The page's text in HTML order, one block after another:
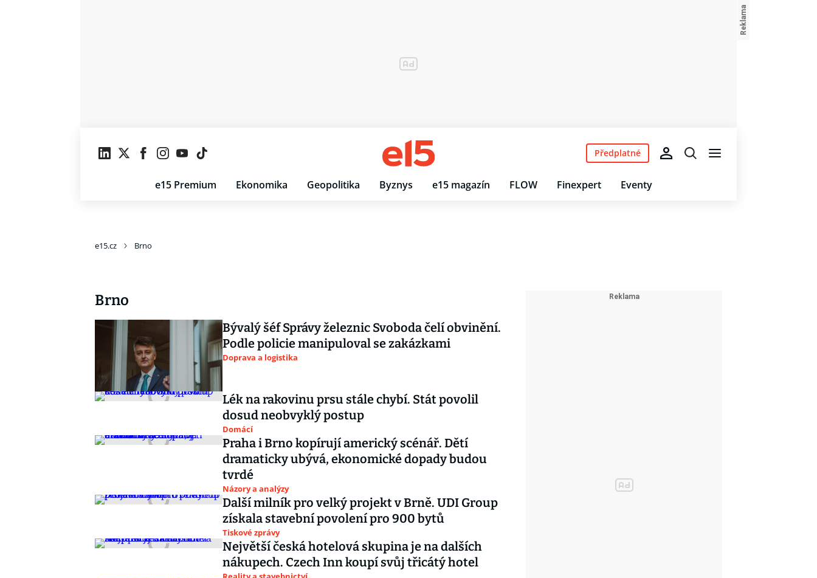
e15 Premium Ekonomika Geopolitika Byznys e15 magazín FLOW Finexpert Eventy
Předplatné
e15.cz Brno
Brno
Bývalý šéf Správy železnic Svoboda čelí obvinění.
Podle policie manipuloval se zakázkami
Doprava a logistika
Lék na rakovinu prsu stále chybí. Stát povolil
dosud neobvyklý postup
Domácí
Praha i Brno kopírují americký scénář. Dětí
dramaticky ubývá, ekonomické dopady budou
tvrdé
Názory a analýzy
Další milník pro velký projekt v Brně. UDI Group
získala stavební povolení pro 900 bytů
Tiskové zprávy
Největší česká hotelová skupina je na dalších
nákupech. Czech Inn koupí svůj třicátý hotel